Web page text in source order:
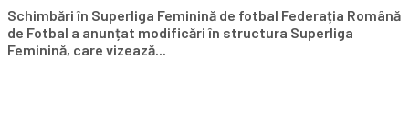
Schimbări în Superliga Feminină de fotbal Federația Română
de Fotbal a anunțat modificări în structura Superliga
Feminină, care vizează...